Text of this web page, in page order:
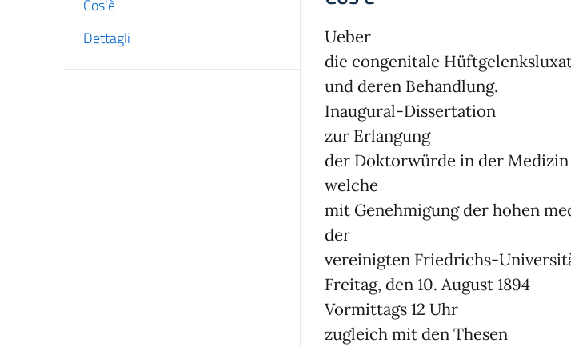
Cos'è
Dettagli
Ueber
die congenitale
und deren Behandlung.
Inaugural-Dissertation
zur Erlangung
der Doktorwürde in der
welche
mit Genehmigung der hohen
der
vereinigten Friedrichs-
Freitag, den 10. August 1894
Vormittags 12 Uhr
zugleich mit den Thesen